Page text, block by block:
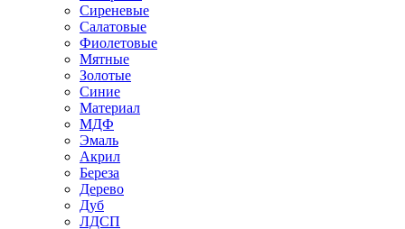
Сиреневые
Салатовые
Фиолетовые
Мятные
Золотые
Синие
Материал
МДФ
Эмаль
Акрил
Береза
Дерево
Дуб
ЛДСП